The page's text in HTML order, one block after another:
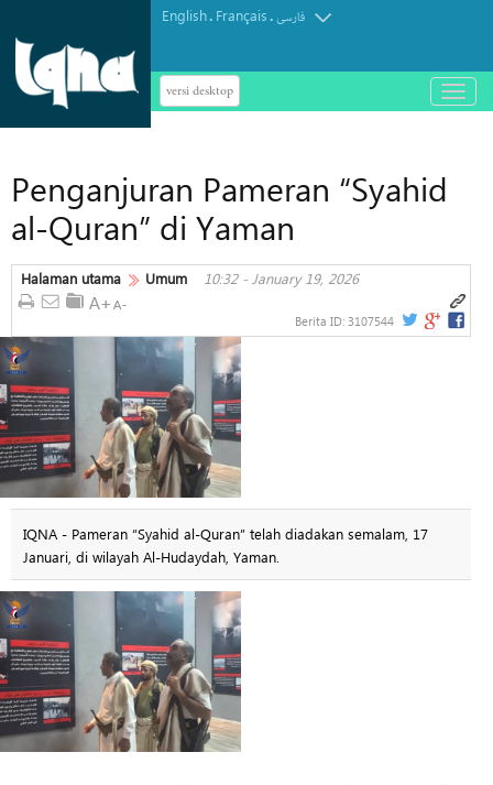
English. Français.فارسی
versi desktop
باز
و
Penganjuran Pameran “Syahid
al-Quran” di Yaman
Halaman utama Umum 10:32 - January 19, 2026
Berita ID: 3107544
IQNA - Pameran “Syahid al-Quran” telah diadakan semalam, 17
Januari, di wilayah Al-Hudaydah, Yaman.